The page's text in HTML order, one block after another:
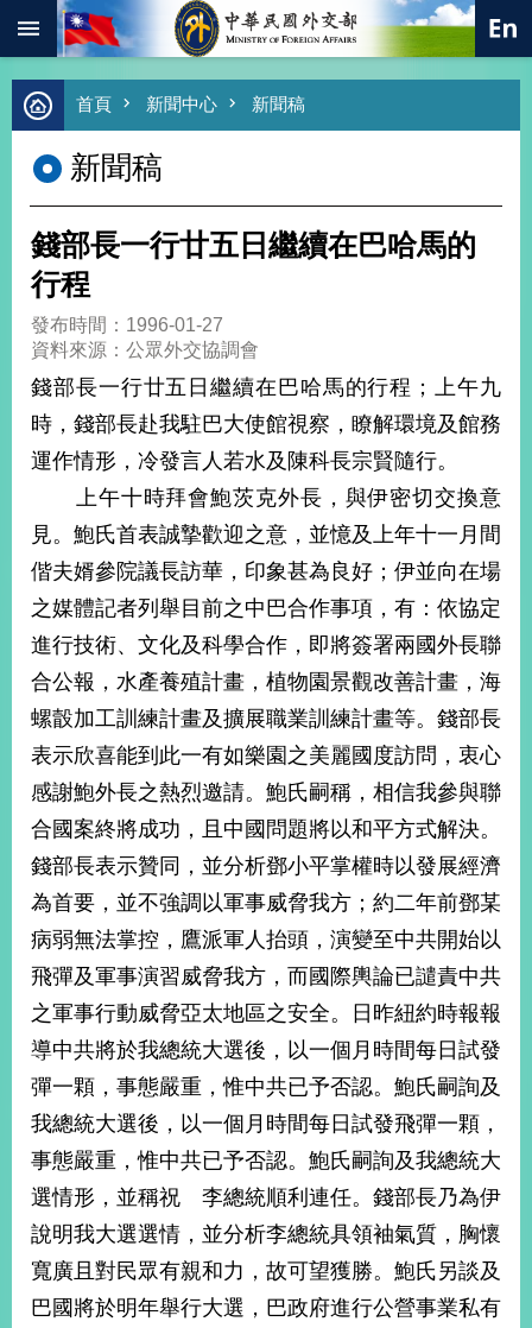
跳到主要內容區塊
進
階
尋
熱
字
總
合
外
交
價
值
經
濟
不
落
國
海
和
平
護
照
首
頁
網
站
導
覽
關
於
本
部
新
聞
中
心
外
交
資
首頁 新聞中心 新聞稿
新聞稿
錢部長一行廿五日繼續在巴哈馬的
行程
發布時間：1996-01-27
資料來源：公眾外交協調會
錢部長一行廿五日繼續在巴哈馬的行程；上午九
時，錢部長赴我駐巴大使館視察，瞭解環境及館務
運作情形，冷發言人若水及陳科長宗賢隨行。
上午十時拜會鮑茨克外長，與伊密切交換意
見。鮑氏首表誠摯歡迎之意，並憶及上年十一月間
偕夫婿參院議長訪華，印象甚為良好；伊並向在場
之媒體記者列舉目前之中巴合作事項，有：依協定
進行技術、文化及科學合作，即將簽署兩國外長聯
合公報，水產養殖計畫，植物園景觀改善計畫，海
螺瞉加工訓練計畫及擴展職業訓練計畫等。錢部長
表示欣喜能到此一有如樂園之美麗國度訪問，衷心
感謝鮑外長之熱烈邀請。鮑氏嗣稱，相信我參與聯
合國案終將成功，且中國問題將以和平方式解決。
錢部長表示贊同，並分析鄧小平掌權時以發展經濟
為首要，並不強調以軍事威脅我方；約二年前鄧某
病弱無法掌控，鷹派軍人抬頭，演變至中共開始以
飛彈及軍事演習威脅我方，而國際輿論已譴責中共
之軍事行動威脅亞太地區之安全。日昨紐約時報報
導中共將於我總統大選後，以一個月時間每日試發
彈一顆，事態嚴重，惟中共已予否認。鮑氏嗣詢及
我總統大選後，以一個月時間每日試發飛彈一顆，
事態嚴重，惟中共已予否認。鮑氏嗣詢及我總統大
選情形，並稱祝 李總統順利連任。錢部長乃為伊
說明我大選選情，並分析李總統具領袖氣質，胸懷
寬廣且對民眾有親和力，故可望獲勝。鮑氏另談及
巴國將於明年舉行大選，巴政府進行公營事業私有